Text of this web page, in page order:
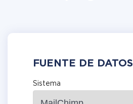
FUENTE DE DATOS
Sistema